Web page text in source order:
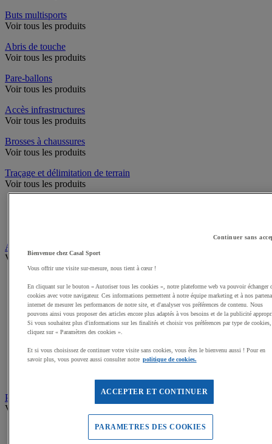
Buts multisports
Voir tous les produits
Abris de touche
Voir tous les produits
Pare-ballons
Voir tous les produits
Accès infrastructures
Voir tous les produits
Brosses à chaussures
Voir tous les produits
Traçage et délimitation de terrain
Voir tous les produits
Aires de jeux exterieur
Voir tous les produits
Jeux sur ressort
Balançoires
Cabanes
Jeux de grimpe, filets
Panneaux d'informations
Jeux rotatifs, équilibre
Bacs à sable
Parcours sportif
Voir tous les produits
Matériel de Street Workout
Matériel pour parcours du combattant
Continuer sans
Bienvenue chez Casal Sport
Vous offrir une visite sur-mesure, nous tient à cœur !
En cliquant sur le bouton « Autoriser tous les cookies », notre plateforme web va pouvoir échanger
cookies avec votre navigateur. Ces informations permettent à notre équipe marketing et à nos
internet de mesurer les performances de notre site, et d'analyser vos préférences de contenu. Nous
pouvons ainsi vous proposer des articles encore plus adaptés à vos besoins et de la publicité
Si vous souhaitez plus d'informations sur les finalités et choisir vos préférences par type de cookies,
cliquez sur « Paramètres des cookies ».
Et si vous choisissez de continuer votre visite sans cookies, vous êtes le bienvenu aussi ! Pour en
savoir plus, vous pouvez aussi consulter notre politique de cookies.
ACCEPTER ET CONTINUER
PARAMETRES DES COOKIES